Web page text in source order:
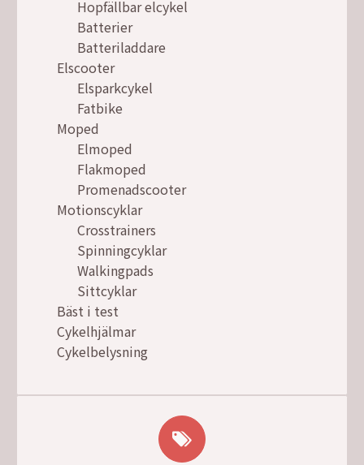
Hopfällbar elcykel
Batterier
Batteriladdare
Elscooter
Elsparkcykel
Fatbike
Moped
Elmoped
Flakmoped
Promenadscooter
Motionscyklar
Crosstrainers
Spinningcyklar
Walkingpads
Sittcyklar
Bäst i test
Cykelhjälmar
Cykelbelysning